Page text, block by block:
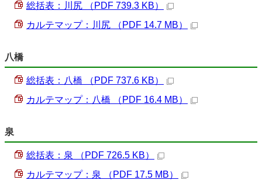
総括表：川尻 （PDF 739.3 KB）
カルテマップ：川尻 （PDF 14.7 MB）
八橋
総括表：八橋 （PDF 737.6 KB）
カルテマップ：八橋 （PDF 16.4 MB）
泉
総括表：泉 （PDF 726.5 KB）
カルテマップ：泉 （PDF 17.5 MB）